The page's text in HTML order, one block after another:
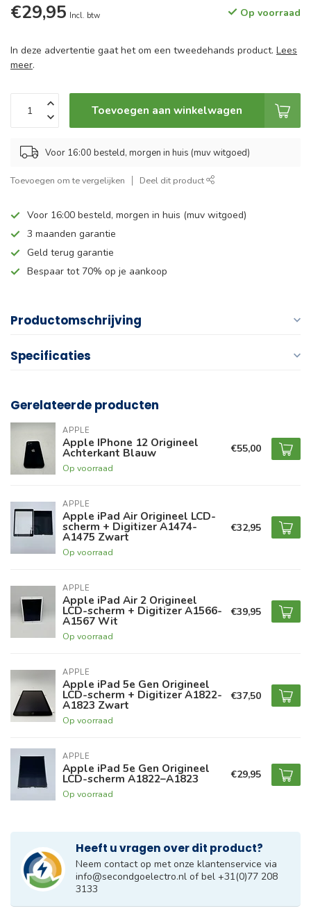
€29,95 Incl. btw Op voorraad
In deze advertentie gaat het om een tweedehands product. Lees
meer.
Toevoegen aan winkelwagen
Voor 16:00 besteld, morgen in huis (muv witgoed)
Toevoegen om te vergelijken Deel dit product
Voor 16:00 besteld, morgen in huis (muv witgoed)
3 maanden garantie
Geld terug garantie
Bespaar tot 70% op je aankoop
Productomschrijving
Specificaties
Gerelateerde producten
APPLE
Apple IPhone 12 Origineel
Achterkant Blauw
Op voorraad
€55,00
APPLE
Apple iPad Air Origineel LCD-
scherm + Digitizer A1474-
A1475 Zwart
Op voorraad
€32,95
APPLE
Apple iPad Air 2 Origineel
LCD-scherm + Digitizer A1566-
A1567 Wit
Op voorraad
€39,95
APPLE
Apple iPad 5e Gen Origineel
LCD-scherm + Digitizer A1822-
A1823 Zwart
Op voorraad
€37,50
APPLE
Apple iPad 5e Gen Origineel
LCD-scherm A1822–A1823
Op voorraad
€29,95
Heeft u vragen over dit product?
Neem contact op met onze klantenservice via
info@secondgoelectro.nl of bel +31(0)77 208
3133